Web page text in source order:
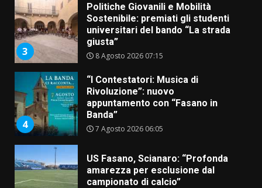
3
Politiche Giovanili e Mobilità
Sostenibile: premiati gli studenti
universitari del bando “La strada
giusta”
8 Agosto 2026 07:15
4
“I Contestatori: Musica di
Rivoluzione”: nuovo
appuntamento con “Fasano in
Banda”
7 Agosto 2026 06:05
US Fasano, Scianaro: “Profonda
amarezza per esclusione dal
campionato di calcio”